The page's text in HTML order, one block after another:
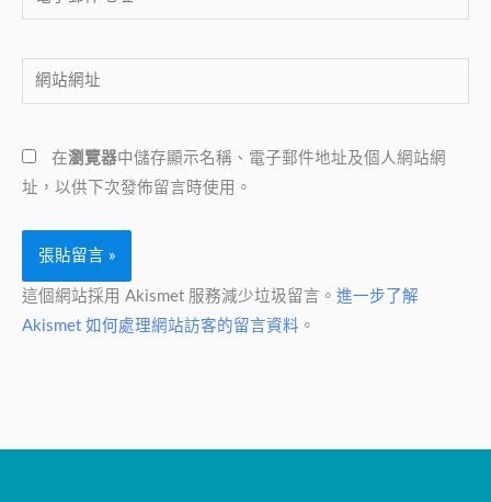
子
件
地
*
網
站
址
在瀏覽器中儲存顯示名稱、電子郵件地址及個人網站網
址，以供下次發佈留言時使用。
這個網站採用 Akismet 服務減少垃圾留言。 進一步了解
Akismet 如何處理網站訪客的留言資料 。